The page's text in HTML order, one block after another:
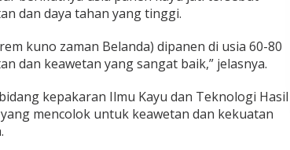
dan daya tahan yang tinggi.
kuno zaman Belanda) dipanen di usia 60-80
dan keawetan yang sangat baik,” jelasnya.
kepakaran Ilmu Kayu dan Teknologi Hasil
mencolok untuk keawetan dan kekuatan